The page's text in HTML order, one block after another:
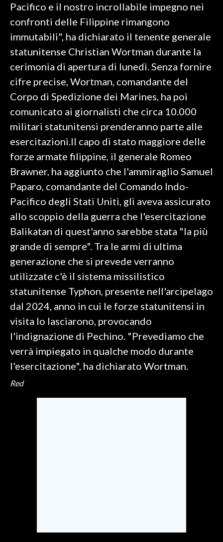
Pacifico e il nostro incrollabile impegno nei
confronti delle Filippine rimangono
immutabili", ha dichiarato il tenente generale
statunitense Christian Wortman durante la
cerimonia di apertura di lunedì. Senza fornire
cifre precise, Wortman, comandante del
Corpo di Spedizione dei Marines, ha poi
comunicato ai giornalisti che circa 10.000
militari statunitensi prenderanno parte alle
esercitazioni.Il capo di stato maggiore delle
forze armate filippine, il generale Romeo
Brawner, ha aggiunto che l'ammiraglio Samuel
Paparo, comandante del Comando Indo-
Pacifico degli Stati Uniti, gli aveva assicurato
allo scoppio della guerra che l'esercitazione
Balikatan di quest'anno sarebbe stata "la più
grande di sempre". Tra le armi di ultima
generazione che si prevede verranno
utilizzate c'è il sistema missilistico
statunitense Typhon, presente nell'arcipelago
dal 2024, anno in cui le forze statunitensi in
visita lo lasciarono, provocando
l'indignazione di Pechino. "Prevediamo che
verrà impiegato in qualche modo durante
l'esercitazione", ha dichiarato Wortman.
Red